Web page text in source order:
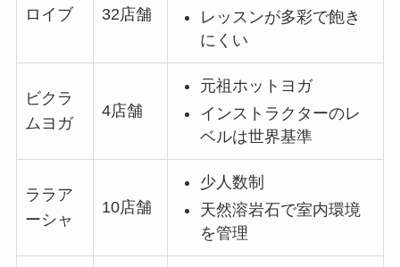
ロイブ 32店舗
レッスンが多彩で飽き
にくい
ビクラ
ムヨガ
4店舗
元祖ホットヨガ
インストラクターのレ
ベルは世界基準
ララア
ーシャ
10店舗
少人数制
天然溶岩石で室内環境
を管理